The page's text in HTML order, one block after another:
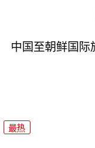
中国至朝鲜国际
最热